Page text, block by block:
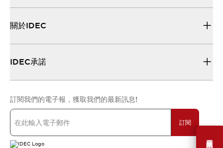
需要幫助嗎？
關於IDEC
IDEC承諾
訂閱我們的電子報，獲取我們的最新訊息!
訂閱